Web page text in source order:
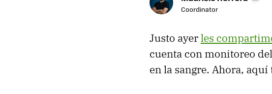
Coordinator
Justo ayerles
cuenta con monitoreo
en la sangre. Ahora,